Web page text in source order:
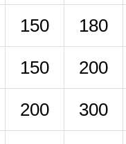
150 180
150 200
200 300